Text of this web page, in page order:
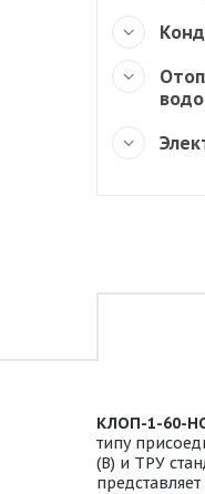
КЛОП-1-60-
типу
(В) и ТРУ